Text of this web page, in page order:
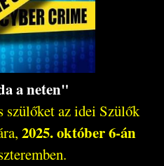
a neten"
szülőket az idei Szülők
2025. október 6-án